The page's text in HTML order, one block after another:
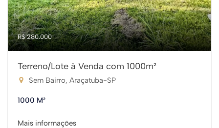
R$ 280.000
Terreno/Lote à Venda com 1000m²
Sem Bairro, Araçatuba-SP
1000 M²
Mais informações